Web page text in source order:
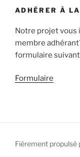
ADHÉRER À
Notre projet vous
membre
formulaire
Formulaire
Fièrement propulsé